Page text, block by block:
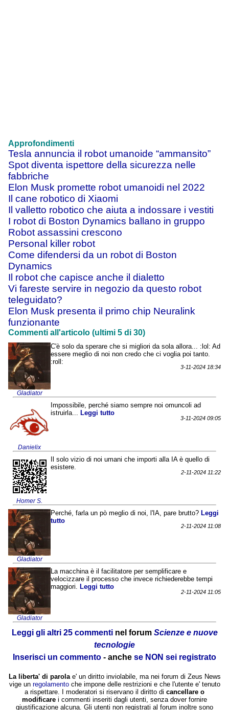
Approfondimenti
Tesla annuncia il robot umanoide “ammansito”
Spot diventa ispettore della sicurezza nelle
fabbriche
Elon Musk promette robot umanoidi nel 2022
Il cane robotico di Xiaomi
Il valletto robotico che aiuta a indossare i vestiti
I robot di Boston Dynamics ballano in gruppo
Robot assassini crescono
Personal killer robot
Come difendersi da un robot di Boston
Dynamics
Il robot che capisce anche il dialetto
Vi fareste servire in negozio da questo robot
teleguidato?
Elon Musk presenta il primo chip Neuralink
funzionante
Commenti all'articolo (ultimi 5 di 30)
Gladiator
C'è solo da sperare che si migliori da sola allora... :lol: Ad
essere meglio di noi non credo che ci voglia poi tanto.
:roll:
3-11-2024 18:34
Danielix
Impossibile, perché siamo sempre noi omuncoli ad
istruirla...
Leggi tutto
3-11-2024 09:05
Homer S.
Il solo vizio di noi umani che importi alla IA è quello di
esistere.
2-11-2024 11:22
Gladiator
Perché, farla un pò meglio di noi, l'IA, pare brutto? Leggi
tutto
2-11-2024 11:08
Gladiator
La macchina è il facilitatore per semplificare e
velocizzare il processo che invece richiederebbe tempi
maggiori. Leggi tutto
2-11-2024 11:05
Leggi gli altri 25 commentinel forum Scienze e nuove
tecnologie
Inserisci un commento - anche se NON sei registrato
La liberta' di parolae' un diritto inviolabile, ma nei forum di Zeus News
vige un regolamentoche impone delle restrizioni e che l'utente e' tenuto
a rispettare. I moderatori si riservano il diritto di cancellare o
modificare i commenti inseriti dagli utenti, senza dover fornire
giustificazione alcuna. Gli utenti non registrati al forum inoltre sono